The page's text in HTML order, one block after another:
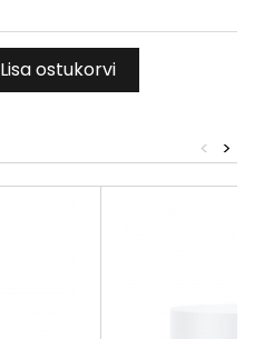
Lisa ostukorvi
>
<